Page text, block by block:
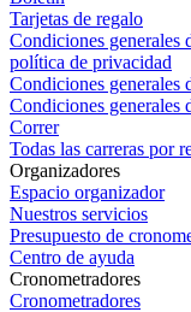
Tarjetas de regalo
Condiciones generales
política de privacidad
Condiciones generales
Condiciones generales
Correr
Todas las carreras por
Organizadores
Espacio organizador
Nuestros servicios
Presupuesto de
Centro de ayuda
Cronometradores
Cronometradores